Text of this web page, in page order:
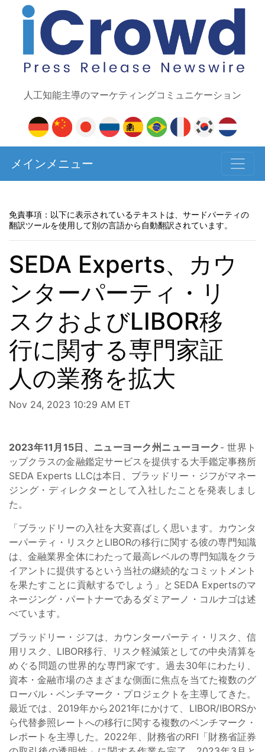
人工知能主導のマーケティングコミュニケーション
メインメニュー
免責事項：以下に表示されているテキストは、サードパーティの
翻訳ツールを使用して別の言語から自動翻訳されています。
SEDA Experts、カウ
ンターパーティ・リ
スクおよびLIBOR移
行に関する専門家証
人の業務を拡大
Nov 24, 2023 10:29 AM ET
2023年11月15日、ニューヨーク州ニューヨーク - 世界ト
ップクラスの金融鑑定サービスを提供する大手鑑定事務所
SEDA Experts LLCは本日、ブラッドリー・ジフがマネー
ジング・ディレクターとして入社したことを発表しまし
た。
「ブラッドリーの入社を大変喜ばしく思います。カウンタ
ーパーティ・リスクとLIBORの移行に関する彼の専門知識
は、金融業界全体にわたって最高レベルの専門知識をクラ
イアントに提供するという当社の継続的なコミットメント
を果たすことに貢献するでしょう」とSEDA Expertsのマ
ネージング・パートナーであるダミアーノ・コルナゴは述
べています。
ブラッドリー・ジフは、カウンターパーティ・リスク、信
用リスク、LIBOR移行、リスク軽減策としての中央清算を
めぐる問題の世界的な専門家です。過去30年にわたり、
資本・金融市場のさまざまな側面に焦点を当てた複数のグ
ローバル・ベンチマーク・プロジェクトを主導してきた。
最近では、2019年から2021年にかけて、LIBOR/IBORSか
ら代替参照レートへの移行に関する複数のベンチマーク・
レポートを主導した。2022年、財務省のRFI「財務省証券